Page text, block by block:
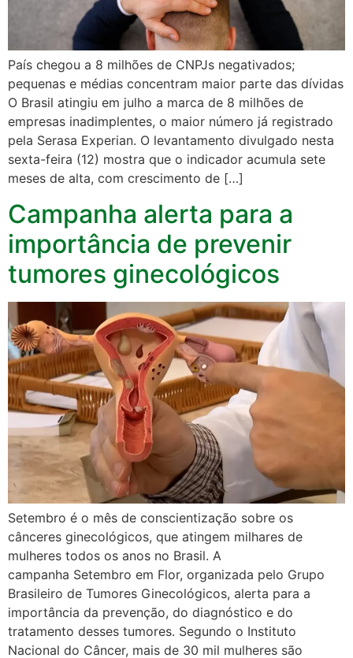
País chegou a 8 milhões de CNPJs negativados;
pequenas e médias concentram maior parte das dívidas
O Brasil atingiu em julho a marca de 8 milhões de
empresas inadimplentes, o maior número já registrado
pela Serasa Experian. O levantamento divulgado nesta
sexta-feira (12) mostra que o indicador acumula sete
meses de alta, com crescimento de […]
Campanha alerta para a
importância de prevenir
tumores ginecológicos
Setembro é o mês de conscientização sobre os
cânceres ginecológicos, que atingem milhares de
mulheres todos os anos no Brasil. A
campanha Setembro em Flor, organizada pelo Grupo
Brasileiro de Tumores Ginecológicos, alerta para a
importância da prevenção, do diagnóstico e do
tratamento desses tumores. Segundo o Instituto
Nacional do Câncer, mais de 30 mil mulheres são